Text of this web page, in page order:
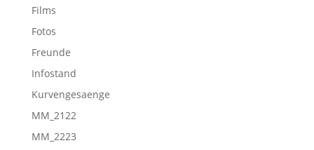
Films
Fotos
Freunde
Infostand
Kurvengesaenge
MM_2122
MM_2223